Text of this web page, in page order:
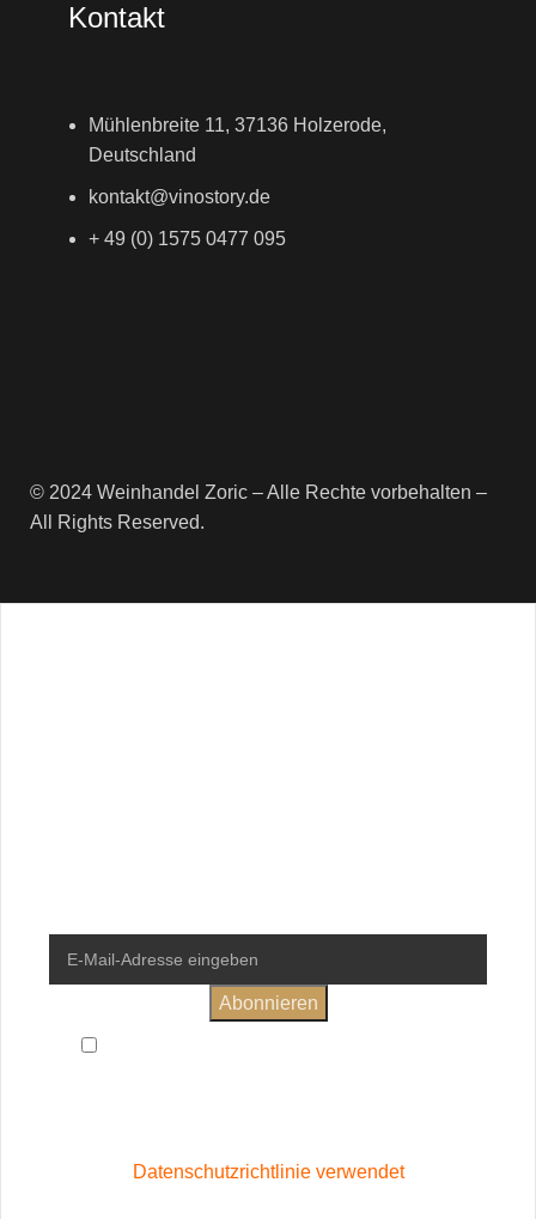
Kontakt
Mühlenbreite 11, 37136 Holzerode,
Deutschland
kontakt@vinostory.de
+ 49 (0) 1575 0477 095
© 2024 Weinhandel Zoric – Alle Rechte vorbehalten –
All Rights Reserved.
Datenschutzrichtlinie verwendet